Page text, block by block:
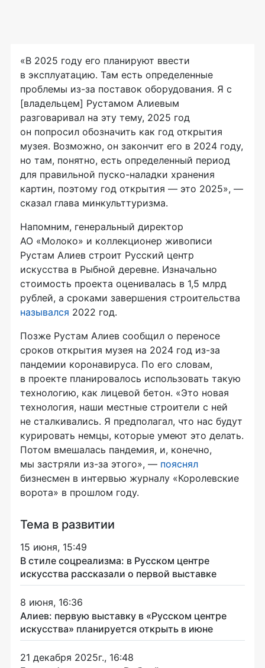
«В 2025 году его планируют ввести
в эксплуатацию. Там есть определенные
проблемы из-за поставок оборудования. Я с
[владельцем] Рустамом Алиевым
разговаривал на эту тему, 2025 год
он попросил обозначить как год открытия
музея. Возможно, он закончит его в 2024 году,
но там, понятно, есть определенный период
для правильной пуско-наладки хранения
картин, поэтому год открытия — это 2025», —
сказал глава минкульттуризма.
Напомним, генеральный директор
АО «Молоко» и коллекционер живописи
Рустам Алиев строит Русский центр
искусства в Рыбной деревне. Изначально
стоимость проекта оценивалась в 1,5 млрд
рублей, а сроками завершения строительства
назывался 2022 год.
Позже Рустам Алиев сообщил о переносе
сроков открытия музея на 2024 год из-за
пандемии коронавируса. По его словам,
в проекте планировалось использовать такую
технологию, как лицевой бетон. «Это новая
технология, наши местные строители с ней
не сталкивались. Я предполагал, что нас будут
курировать немцы, которые умеют это делать.
Потом вмешалась пандемия, и, конечно,
мы застряли из-за этого», — пояснял
бизнесмен в интервью журналу «Королевские
ворота» в прошлом году.
Тема в развитии
15 июня, 15:49
В стиле соцреализма: в Русском центре
искусства рассказали о первой выставке
8 июня, 16:36
Алиев: первую выставку в «Русском центре
искусства» планируется открыть в июне
21 декабря 2025г., 16:48